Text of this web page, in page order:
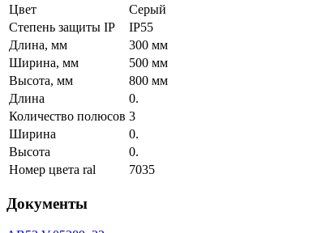
Цвет
Серый
Степень защиты IP
IP55
Длина, мм
300 мм
Ширина, мм
500 мм
Высота, мм
800 мм
Длина
0.
Количество полюсов 3
Ширина
0.
Высота
0.
Номер цвета ral
7035
Документы